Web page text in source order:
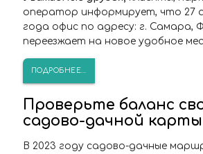
оператор информирует, что 27
года офис по адресу: г. Самара,
переезжает на новое удобное
ПОДРОБНЕЕ...
Проверьте баланс
садово-дачной карты
В 2023 году садово-дачные